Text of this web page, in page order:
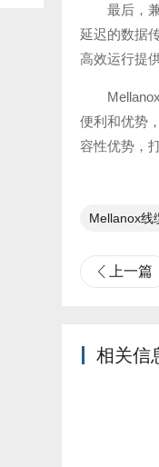
最后，
延迟的数据
高效运行提
便利和优势
容性优势，
Mellanox线
上一篇
相关信